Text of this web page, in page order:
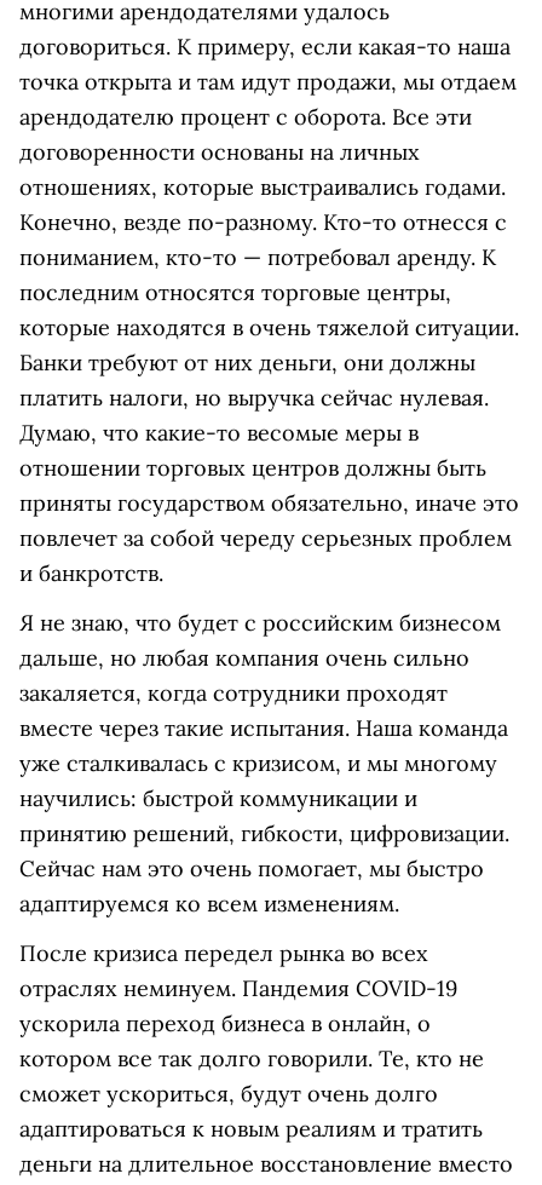
многими арендодателями удалось
договориться. К примеру, если какая-то наша
точка открыта и там идут продажи, мы отдаем
арендодателю процент с оборота. Все эти
договоренности основаны на личных
отношениях, которые выстраивались годами.
Конечно, везде по-разному. Кто-то отнесся с
пониманием, кто-то — потребовал аренду. К
последним относятся торговые центры,
которые находятся в очень тяжелой ситуации.
Банки требуют от них деньги, они должны
платить налоги, но выручка сейчас нулевая.
Думаю, что какие-то весомые меры в
отношении торговых центров должны быть
приняты государством обязательно, иначе это
повлечет за собой череду серьезных проблем
и банкротств.
Я не знаю, что будет с российским бизнесом
дальше, но любая компания очень сильно
закаляется, когда сотрудники проходят
вместе через такие испытания. Наша команда
уже сталкивалась с кризисом, и мы многому
научились: быстрой коммуникации и
принятию решений, гибкости, цифровизации.
Сейчас нам это очень помогает, мы быстро
адаптируемся ко всем изменениям.
После кризиса передел рынка во всех
отраслях неминуем. Пандемия COVID-19
ускорила переход бизнеса в онлайн, о
котором все так долго говорили. Те, кто не
сможет ускориться, будут очень долго
адаптироваться к новым реалиям и тратить
деньги на длительное восстановление вместо